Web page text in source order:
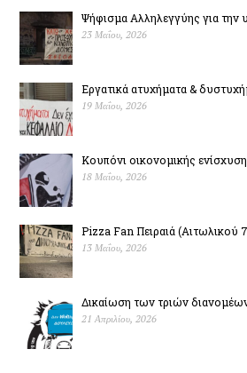
Ψήφισμα Αλληλεγγύης για την
23 Μαΐου, 2026
Εργατικά ατυχήματα &
19 Μαΐου, 2026
Κουπόνι οικονομικής
18 Μαΐου, 2026
Pizza Fan Πειραιά (Αιτωλικού
13 Μαΐου, 2026
Δικαίωση των τριών
21 Απριλίου, 2026